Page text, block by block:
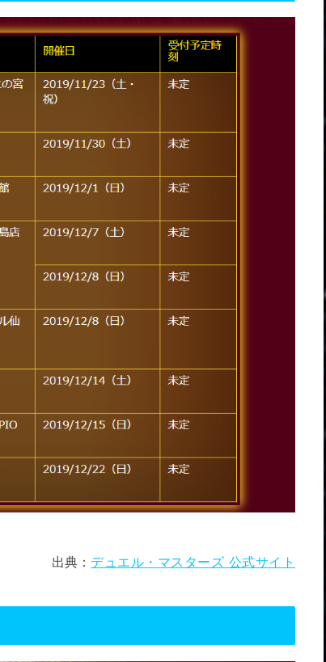
出典： デュエル・マスターズ 公式サイト